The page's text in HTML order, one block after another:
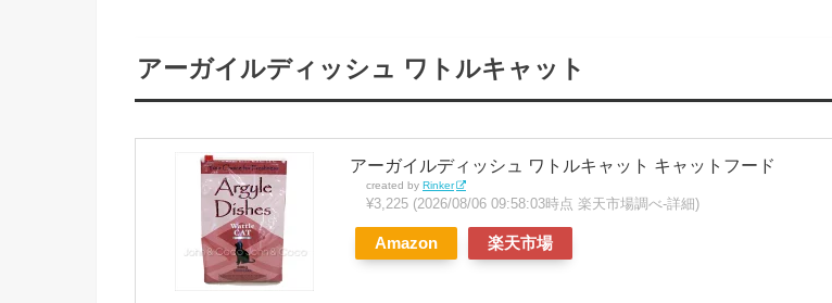
アーガイルディッシュ ワトルキャット
アーガイルディッシュ ワトルキャット キャットフード
created by Rinker
¥3,225 (2026/08/06 09:58:03時点 楽天市場調べ-詳細)
Amazon 楽天市場